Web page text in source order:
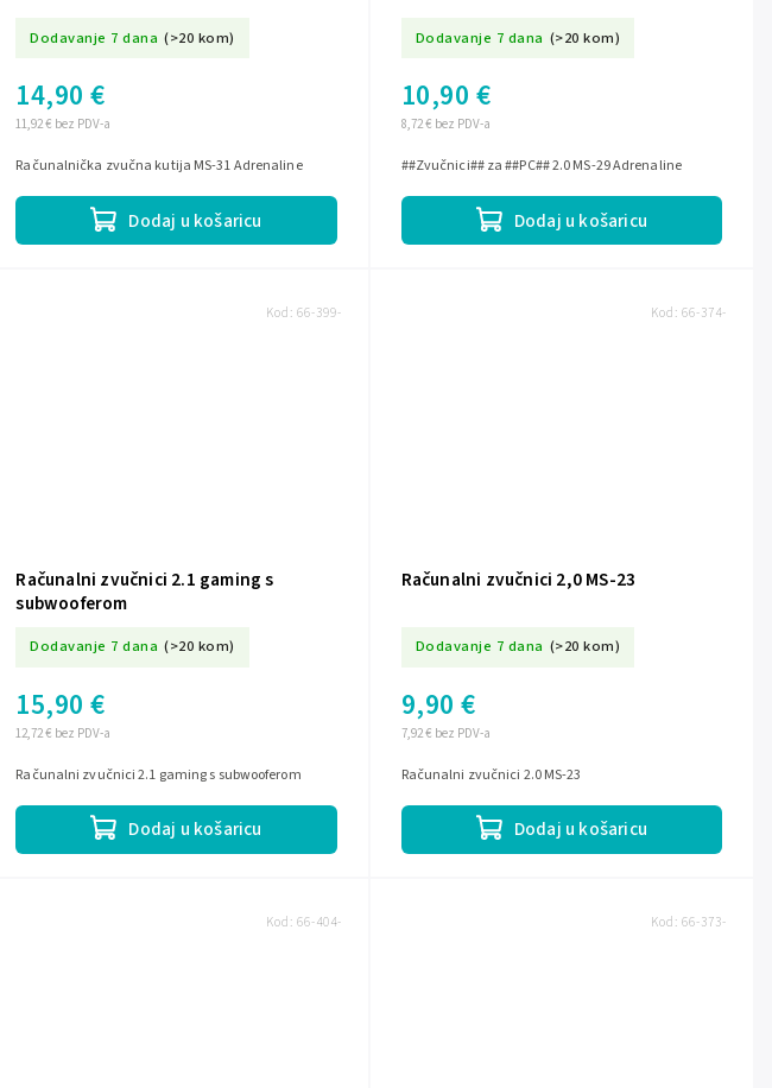
Dodavanje 7 dana (>20 kom)
11,92 € bez PDV-a
14,90 €
Dodaj u košaricu
Računalnička zvučna kutija MS-31 Adrenaline
Dodavanje 7 dana (>20 kom)
8,72 € bez PDV-a
10,90 €
Dodaj u košaricu
##Zvučnici## za ##PC## 2.0 MS-29 Adrenaline
Računalni zvučnici 2.1 gaming s
subwooferom
Dodavanje 7 dana (>20 kom)
12,72 € bez PDV-a
15,90 €
Dodaj u košaricu
Računalni zvučnici 2.1 gaming s subwooferom
Kod: 66-399-
Računalni zvučnici 2,0 MS-23
Dodavanje 7 dana (>20 kom)
7,92 € bez PDV-a
9,90 €
Dodaj u košaricu
Računalni zvučnici 2.0 MS-23
Kod: 66-374-
Kod: 66-404- Kod: 66-373-